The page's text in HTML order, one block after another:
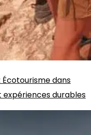
Écotourisme dans
expériences durables